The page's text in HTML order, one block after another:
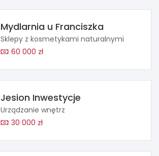
Mydlarnia u Franciszka
Sklepy z kosmetykami naturalnymi
60 000 zł
Jesion Inwestycje
Urządzanie wnętrz
30 000 zł